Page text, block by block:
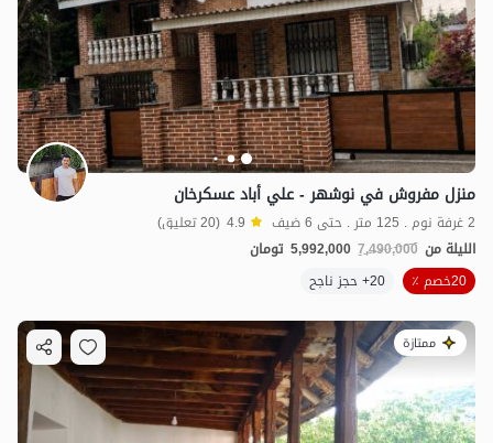
منزل مفروش في نوشهر - علي أباد عسكرخان
2 غرفة نوم . 125 متر . حتى 6 ضيف 4.9 (20 تعليق)
الليلة من 7,490,000
5,992,000 تومان
20خصم ٪
20+ حجز ناجح
ممتازة